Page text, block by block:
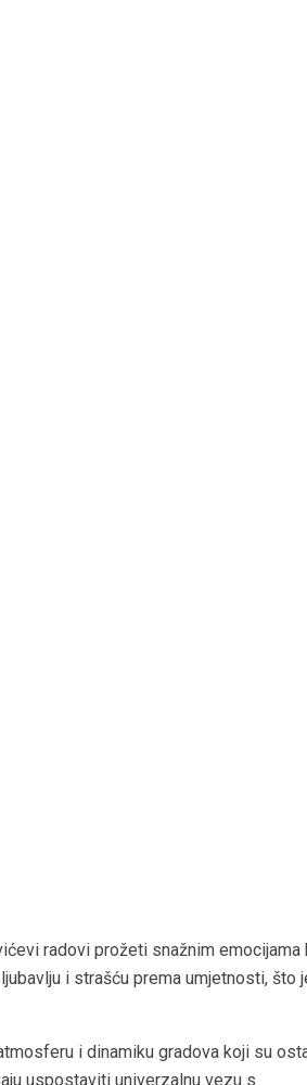
radovi prožeti snažnim emocijama
i strašću prema umjetnosti, što
i dinamiku gradova koji su
uspostaviti univerzalnu vezu s